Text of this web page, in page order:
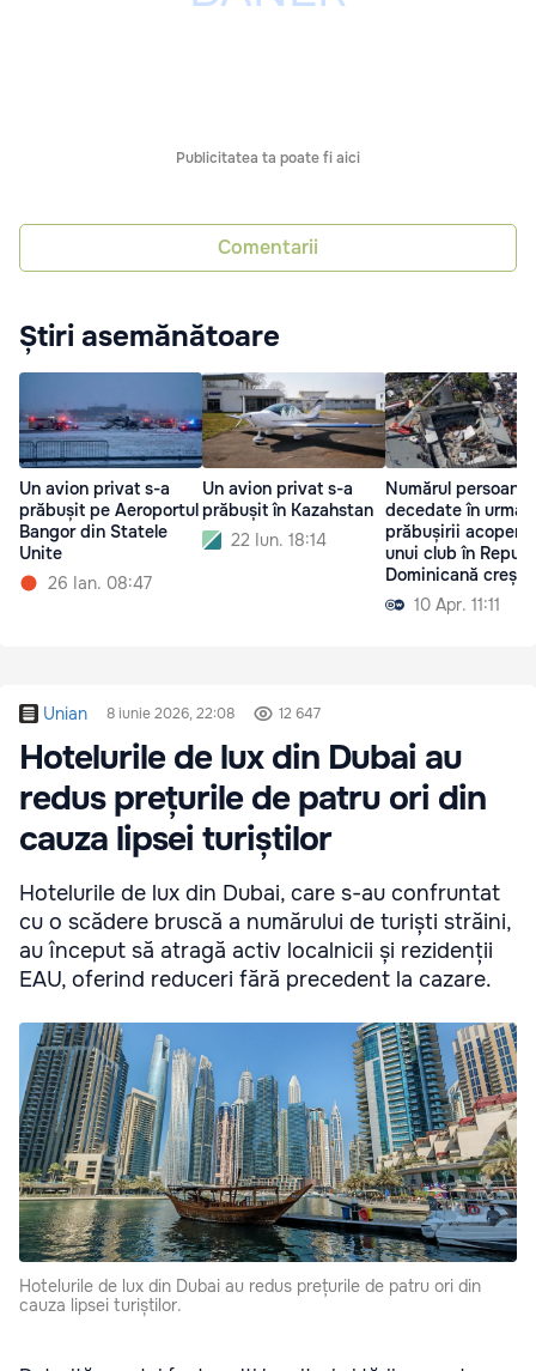
Publicitatea ta poate fi aici
Comentarii
Știri asemănătoare
Un avion privat s-a
prăbușit pe Aeroportul
Bangor din Statele
Unite
26 Ian. 08:47
Un avion privat s-a
prăbușit în Kazahstan
22 Iun. 18:14
Numărul
decedate în urma
prăbușirii
unui club în
Dominicană crește
10 Apr. 11:11
Unian 8 iunie 2026, 22:08 12 647
Hotelurile de lux din Dubai au
redus prețurile de patru ori din
cauza lipsei turiștilor
Hotelurile de lux din Dubai, care s-au confruntat
cu o scădere bruscă a numărului de turiști străini,
au început să atragă activ localnicii și rezidenții
EAU, oferind reduceri fără precedent la cazare.
Hotelurile de lux din Dubai au redus prețurile de patru ori din
cauza lipsei turiștilor.